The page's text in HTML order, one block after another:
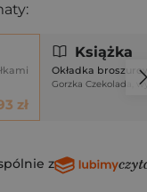
zł
Książka
Okładka
Gorzka Czekolada,
z